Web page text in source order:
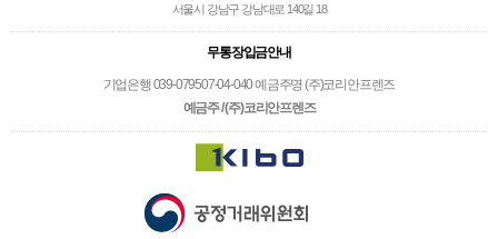
서울시 강남구 강남대로 140길 18
무통장입금안내
기업은행 039-079507-04-040 예금주명 (주)코리안프렌즈
예금주 / (주)코리안프렌즈